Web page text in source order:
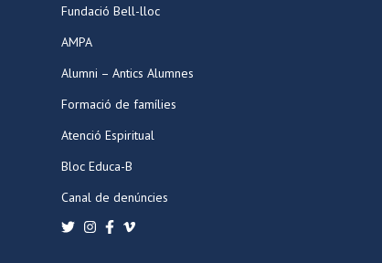
Fundació Bell-lloc
AMPA
Alumni – Antics Alumnes
Formació de famílies
Atenció Espiritual
Bloc Educa-B
Canal de denúncies